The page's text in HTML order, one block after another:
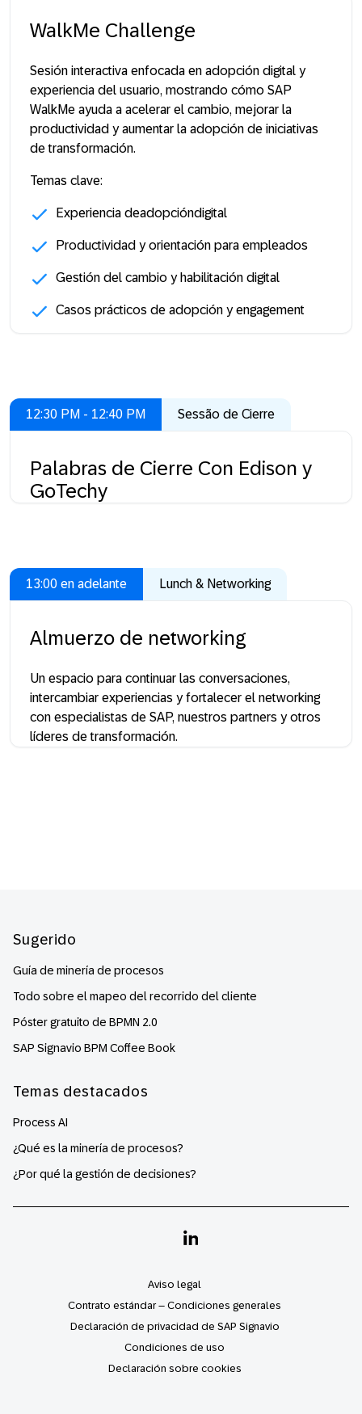
WalkMe Challenge
Sesión interactiva enfocada en adopción digital y
experiencia del usuario, mostrando cómo SAP
WalkMe ayuda a acelerar el cambio, mejorar la
productividad y aumentar la adopción de iniciativas
de transformación.
Temas clave:
Experiencia deadopcióndigital
Productividad y orientación para empleados
Gestión del cambio y habilitación digital
Casos prácticos de adopción y engagement
12:30 PM - 12:40 PM Sessão de Cierre
Palabras de Cierre Con Edison y
GoTechy
13:00 en adelante Lunch & Networking
Almuerzo de networking
Un espacio para continuar las conversaciones,
intercambiar experiencias y fortalecer el networking
con especialistas de SAP, nuestros partners y otros
líderes de transformación.
Sugerido
Guía de minería de procesos
Todo sobre el mapeo del recorrido del cliente
Póster gratuito de BPMN 2.0
SAP Signavio BPM Coffee Book
Temas destacados
Process AI
¿Qué es la minería de procesos?
¿Por qué la gestión de decisiones?
Linkedin
Aviso legal
Contrato estándar – Condiciones generales
Declaración de privacidad de SAP Signavio
Condiciones de uso
Declaración sobre cookies